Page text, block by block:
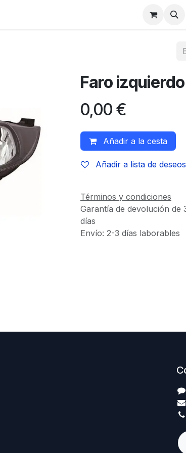
Faro
0,00 €
Añadir a la cesta
Añadir a lista de deseos
Términos y condiciones
Garantía de devolución de
días
Envío: 2-3 días laborables